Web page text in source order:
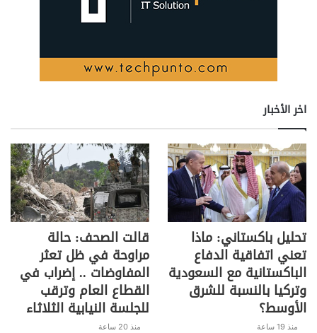
اخر الأخبار
تحليل باكستاني: ماذا
تعني اتفاقية الدفاع
الباكستانية مع السعودية
وتركيا بالنسبة للشرق
الأوسط؟
منذ 19 ساعة
قالت الصحف: حالة
مراوحة في ظل تعثر
المفاوضات .. إضراب في
القطاع العام وترقب
للجلسة النيابية الثلاثاء
منذ 20 ساعة